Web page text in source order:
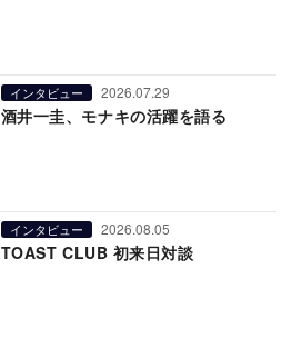
インタビュー 2026.07.29
酒井一圭、モナキの活躍を語る
インタビュー 2026.08.05
TOAST CLUB 初来日対談